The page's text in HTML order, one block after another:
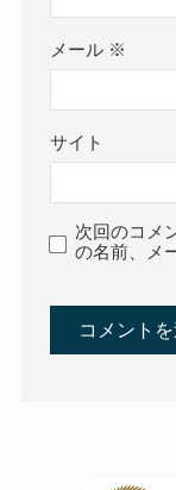
メール ※
サイト
次回のコメ
の名前、メ